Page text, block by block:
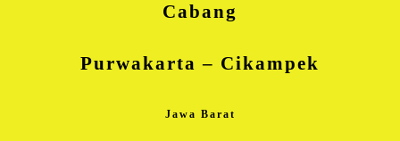
Cabang
Purwakarta – Cikampek
Jawa Barat